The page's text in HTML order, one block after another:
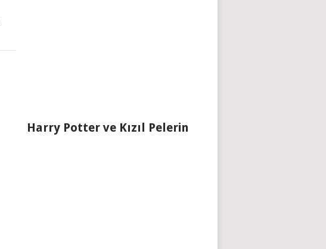
Harry Potter ve Kızıl Pelerin